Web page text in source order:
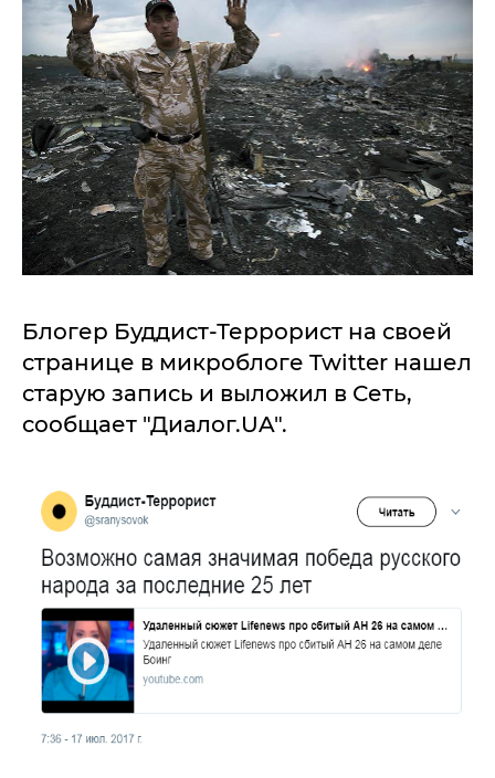
Блогер Буддист-Террорист на своей
странице в микроблоге Twitter нашел
старую запись и выложил в Сеть,
сообщает "Диалог.UA".